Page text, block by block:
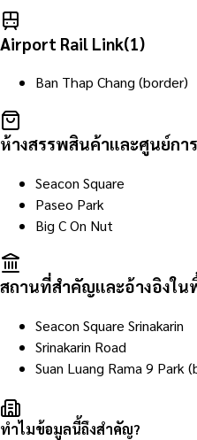
Airport Rail Link(1)
Ban Thap Chang (border)
ห้างสรรพสินค้าและศูนย์กา
Seacon Square
Paseo Park
Big C On Nut
สถานที่สำคัญและอ้างอิงใ
Seacon Square Srinakarin
Srinakarin Road
Suan Luang Rama 9 Park
ทำไมข้อมูลนี้ถึงสำคัญ?